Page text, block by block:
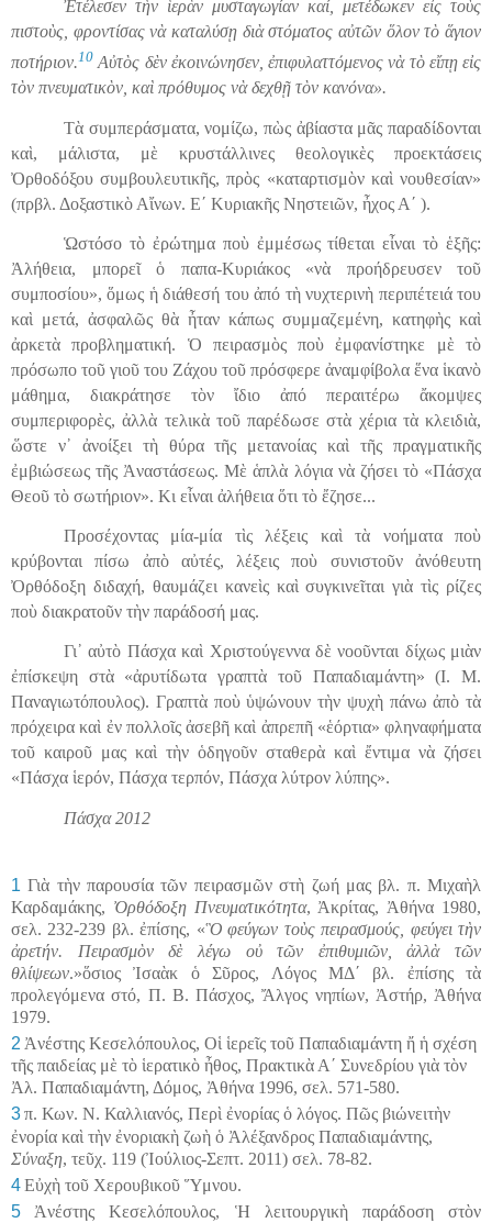
Ἐτέλεσεν τὴν ἱερὰν μυσταγωγίαν καί, μετέδωκεν εἰς τοὺς
πιστοὺς, φροντίσας νὰ καταλύσῃ διὰ στόματος αὐτῶν ὅλον τὸ ἅγιον
ποτήριον.10 Αὐτὸς δὲν ἐκοινώνησεν, ἐπιφυλαττόμενος νὰ τὸ εἴπῃ εἰς
τὸν πνευματικὸν, καὶ πρόθυμος νὰ δεχθῇ τὸν κανόνα».
Τὰ συμπεράσματα, νομίζω, πὼς ἀβίαστα μᾶς παραδίδονται
καὶ, μάλιστα, μὲ κρυστάλλινες θεολογικὲς προεκτάσεις
Ὀρθοδόξου συμβουλευτικῆς, πρὸς «καταρτισμὸν καὶ νουθεσίαν»
(πρβλ. Δοξαστικὸ Αἴνων. Ε΄ Κυριακῆς Νηστειῶν, ἦχος Α΄ ).
Ὡστόσο τὸ ἐρώτημα ποὺ ἐμμέσως τίθεται εἶναι τὸ ἑξῆς:
Ἀλήθεια, μπορεῖ ὁ παπα-Κυριάκος «νὰ προήδρευσεν τοῦ
συμποσίου», ὅμως ἡδιάθεσή του ἀπό τὴ νυχτερινὴ περιπέτειά του
καὶ μετά, ἀσφαλῶς θὰ ἦταν κάπως συμμαζεμένη, κατηφὴς καὶ
ἀρκετὰ προβληματική. Ὁ πειρασμὸς ποὺ ἐμφανίστηκε μὲ τὸ
πρόσωπο τοῦ γιοῦ του Ζάχου τοῦ πρόσφερε ἀναμφίβολα ἕνα ἱκανὸ
μάθημα, διακράτησε τὸν ἴδιο ἀπό περαιτέρω ἄκομψες
συμπεριφορὲς, ἀλλὰ τελικὰ τοῦ παρέδωσε στὰ χέρια τὰ κλειδιὰ,
ὥστε ν᾿ ἀνοίξει τὴ θύρα τῆς μετανοίας καὶ τῆς πραγματικῆς
ἐμβιώσεως τῆς Ἀναστάσεως. Μὲ ἁπλὰ λόγια νὰ ζήσει τὸ «Πάσχα
Θεοῦ τὸ σωτήριον». Κι εἶναι ἀλήθεια ὅτι τὸ ἔζησε...
Προσέχοντας μία-μία τὶς λέξεις καὶ τὰ νοήματα ποὺ
κρύβονται πίσω ἀπὸ αὐτές, λέξεις ποὺ συνιστοῦν ἀνόθευτη
Ὀρθόδοξη διδαχή, θαυμάζει κανεὶς καὶ συγκινεῖται γιὰ τὶς ρίζες
ποὺ διακρατοῦν τὴν παράδοσή μας.
Γι᾿ αὐτὸ Πάσχα καὶ Χριστούγεννα δὲ νοοῦνται δίχως μιὰν
ἐπίσκεψη στὰ «ἀρυτίδωτα γραπτὰ τοῦ Παπαδιαμάντη» (Ι. Μ.
Παναγιωτόπουλος). Γραπτὰ ποὺ ὑψώνουν τὴν ψυχὴ πάνω ἀπὸ τὰ
πρόχειρα καὶ ἐν πολλοῖς ἀσεβῆ καὶ ἀπρεπῆ «ἑόρτια» φληναφήματα
τοῦ καιροῦ μας καὶ τὴν ὁδηγοῦν σταθερὰ καὶ ἔντιμα νὰ ζήσει
«Πάσχα ἱερόν, Πάσχα τερπόν, Πάσχα λύτρον λύπης».
Πάσχα 2012
1 Γιὰ τὴν παρουσία τῶν πειρασμῶν στὴ ζωή μας βλ. π. Μιχαὴλ
Καρδαμάκης, Ὀρθόδοξη Πνευματικότητα, Ἀκρίτας, Ἀθήνα 1980,
σελ. 232-239 βλ. ἐπίσης, «Ὃ φεύγων τοὺς πειρασμούς, φεύγει τὴν
ἀρετήν. Πειρασμὸν δὲ λέγω οὐ τῶν ἐπιθυμιῶν, ἀλλὰ τῶν
θλίψεων.»ὅσιος Ἰσαὰκ ὁ Σῦρος, Λόγος ΜΔ΄ βλ. ἐπίσης τὰ
προλεγόμενα στό, Π. Β. Πάσχος, Ἄλγος νηπίων, Ἀστήρ, Ἀθήνα
1979.
2 Ἀνέστης Κεσελόπουλος, Οἱ ἱερεῖς τοῦ Παπαδιαμάντη ἤ ἡ σχέση
τῆς παιδείας μὲ τὸ ἱερατικὸ ἦθος, Πρακτικὰ Α΄ Συνεδρίου γιὰ τὸν
Ἀλ. Παπαδιαμάντη, Δόμος, Ἀθήνα 1996, σελ. 571-580.
3π. Κων. Ν. Καλλιανός, Περὶ ἐνορίας ὁ λόγος. Πῶς βιώνειτὴν
ἐνορία καὶ τὴν ἐνοριακὴ ζωὴ ὁ Ἀλέξανδρος Παπαδιαμάντης,
Σύναξη, τεῦχ. 119 (Ἰούλιος-Σεπτ. 2011) σελ. 78-82.
4Εὐχὴ τοῦ Χερουβικοῦ Ὕμνου.
5
Ἀνέστης Κεσελόπουλος, Ἡ λειτουργικὴ παράδοση στὸν